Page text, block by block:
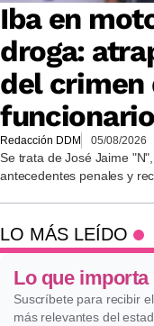
Iba en
droga:
del crimen
Redacción DDM 05/08/2026
Se trata de José Jaime
antecedentes penales y
LO MÁS LEÍDO
Lo que
Suscríbete para recibir
más relevantes del